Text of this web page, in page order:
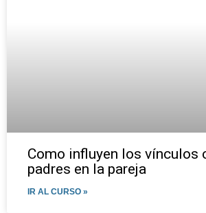
Como influyen los vínculos
padres en la pareja
IR AL CURSO »